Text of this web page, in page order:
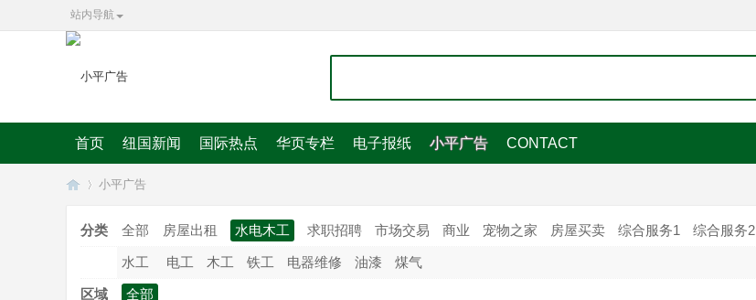
站内导航
首页 纽国新闻 国际热点 华页专栏 电子报纸 小平广告 CONTACT
小平广告
分类 全部 房屋出租 水电木工 求职招聘 市场交易 商业 宠物之家 房屋买卖 综合服务1 综合服务2
水工 电工 木工 铁工 电器维修 油漆 煤气
区域 全部